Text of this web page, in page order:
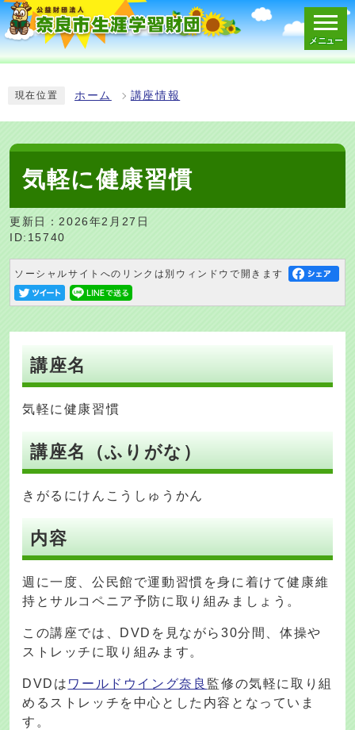
メニュー
現在位置 ホーム 講座情報
気軽に健康習慣
更新日：2026年2月27日
ID:15740
ソーシャルサイトへのリンクは別ウィンドウで開きます
講座名
気軽に健康習慣
講座名（ふりがな）
きがるにけんこうしゅうかん
内容
週に一度、公民館で運動習慣を身に着けて健康維
持とサルコペニア予防に取り組みましょう。
この講座では、DVDを見ながら30分間、体操や
ストレッチに取り組みます。
DVDは ワールドウイング奈良 監修の気軽に取り組
めるストレッチを中心とした内容となっていま
す。